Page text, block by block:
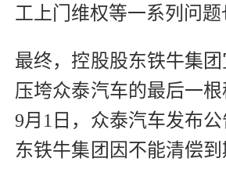
工上门维权等一系列问题
最终，控股股东铁牛集
压垮众泰汽车的最后一根
9月1日，众泰汽车发布
东铁牛集团因不能清偿